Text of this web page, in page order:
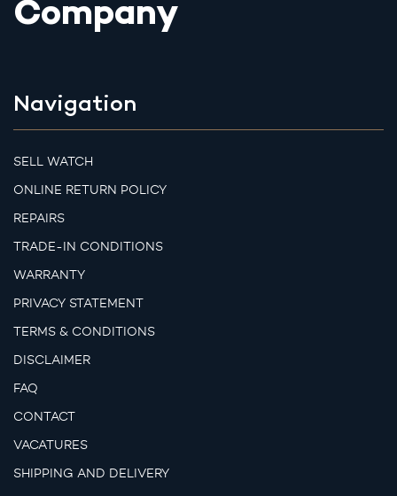
Company
Navigation
SELL WATCH
ONLINE RETURN POLICY
REPAIRS
TRADE-IN CONDITIONS
WARRANTY
PRIVACY STATEMENT
TERMS & CONDITIONS
DISCLAIMER
FAQ
CONTACT
VACATURES
SHIPPING AND DELIVERY